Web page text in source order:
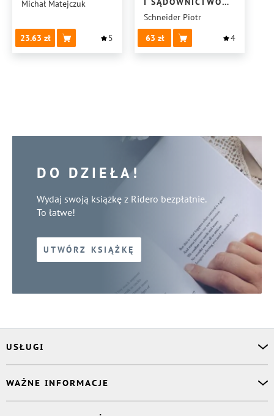
Michał Matejczuk
23.63 5
POLUBOWNE
Schneider Piotr
63
4
DO DZIEŁA!
Wydaj swoją książkę z Ridero bezpłatnie.
To łatwe!
UTWÓRZ KSIĄŻKĘ
USŁUGI
Korektor
Projektant okładki
WAŻNE INFORMACJE